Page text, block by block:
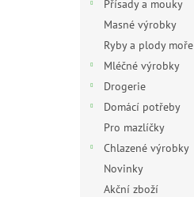
Přísady a mouky
Masné výrobky
Ryby a plody moře
Mléčné výrobky
Drogerie
Domácí potřeby
Pro mazlíčky
Chlazené výrobky
Novinky
Akční zboží